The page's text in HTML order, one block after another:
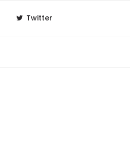
Twitter